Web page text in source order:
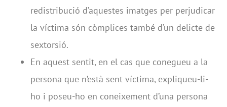
redistribució d’aquestes imatges per perjudicar
la víctima són còmplices també d’un delicte de
sextorsió.
En aquest sentit, en el cas que conegueu a la
persona que n’està sent víctima, expliqueu-li-
ho i poseu-ho en coneixement d’una persona